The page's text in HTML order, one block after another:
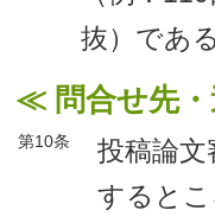
抜）であ
≪ 問合せ先
第10条
投稿論
すると